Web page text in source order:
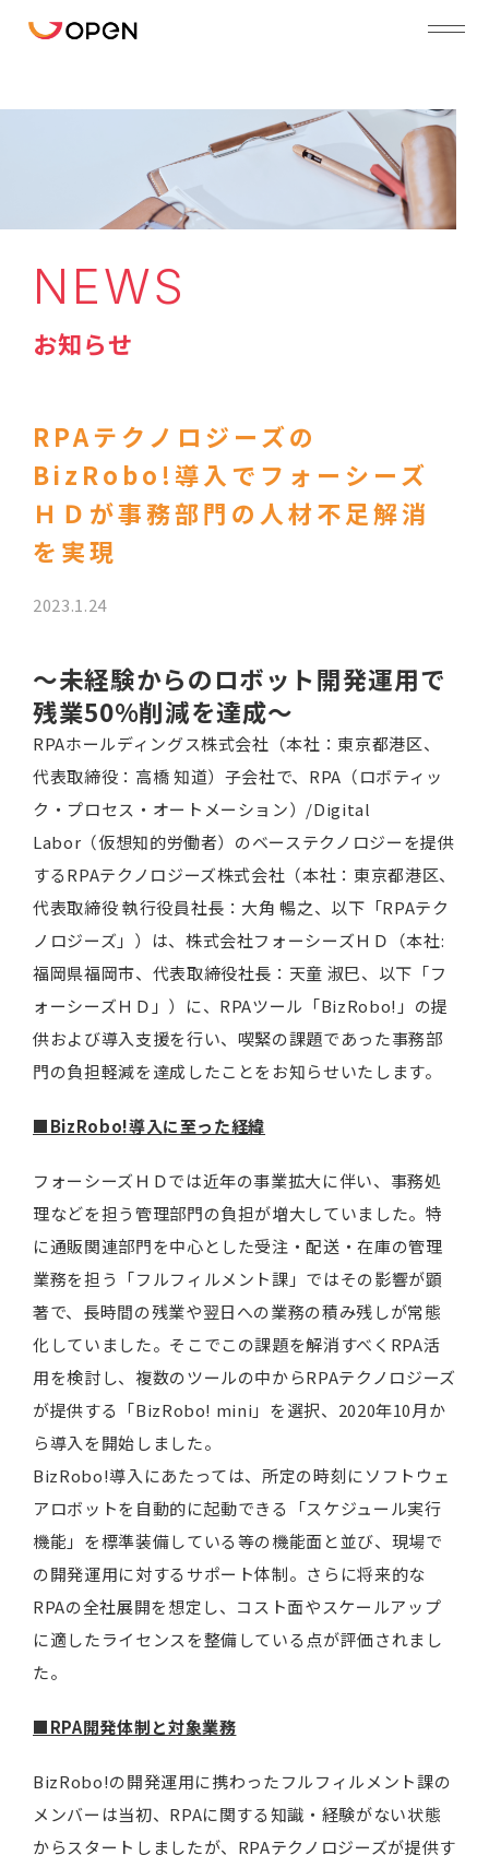
NEWS
お知らせ
RPAテクノロジーズの
BizRobo!導入でフォーシーズ
ＨＤが事務部門の人材不足解消
を実現
2023.1.24
～未経験からのロボット開発運用で
残業50%削減を達成～
RPAホールディングス株式会社（本社：東京都港区、
代表取締役：高橋 知道）子会社で、RPA（ロボティッ
ク・プロセス・オートメーション）/Digital
Labor（仮想知的労働者）のベーステクノロジーを提供
するRPAテクノロジーズ株式会社（本社：東京都港区、
代表取締役 執行役員社長：大角 暢之、以下「RPAテク
ノロジーズ」）は、株式会社フォーシーズＨＤ（本社:
福岡県福岡市、代表取締役社長：天童 淑巳、以下「フ
ォーシーズＨＤ」）に、RPAツール「BizRobo!」の提
供および導入支援を行い、喫緊の課題であった事務部
門の負担軽減を達成したことをお知らせいたします。
■BizRobo!導入に至った経緯
フォーシーズＨＤでは近年の事業拡大に伴い、事務処
理などを担う管理部門の負担が増大していました。特
に通販関連部門を中心とした受注・配送・在庫の管理
業務を担う「フルフィルメント課」ではその影響が顕
著で、長時間の残業や翌日への業務の積み残しが常態
化していました。そこでこの課題を解消すべくRPA活
用を検討し、複数のツールの中からRPAテクノロジーズ
が提供する「BizRobo! mini」を選択、2020年10月か
ら導入を開始しました。
BizRobo!導入にあたっては、所定の時刻にソフトウェ
アロボットを自動的に起動できる「スケジュール実行
機能」を標準装備している等の機能面と並び、現場で
の開発運用に対するサポート体制。さらに将来的な
RPAの全社展開を想定し、コスト面やスケールアップ
に適したライセンスを整備している点が評価されまし
た。
■RPA開発体制と対象業務
BizRobo!の開発運用に携わったフルフィルメント課の
メンバーは当初、RPAに関する知識・経験がない状態
からスタートしましたが、RPAテクノロジーズが提供す